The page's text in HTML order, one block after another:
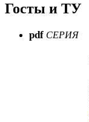
Госты и ТУ
pdf СЕРИЯ